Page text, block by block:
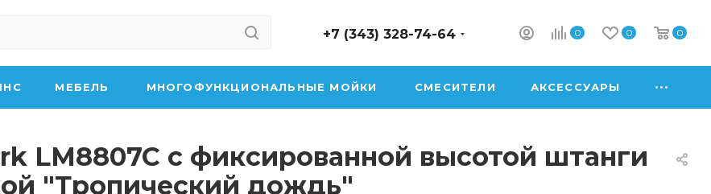
0 0 0
+7 (343) 328-74-64
МЕБЕЛЬ МНОГОФУНКЦИОНАЛЬНЫЕ МОЙКИ СМЕСИТЕЛИ АКСЕССУАРЫ
LM8807C с фиксированной высотой штанги
"Тропический дождь"